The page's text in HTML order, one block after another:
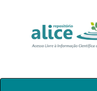
Skip